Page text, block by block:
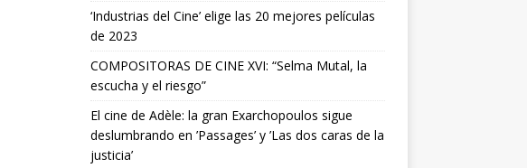
‘Industrias del Cine’ elige las 20 mejores películas
de 2023
COMPOSITORAS DE CINE XVI: “Selma Mutal, la
escucha y el riesgo”
El cine de Adèle: la gran Exarchopoulos sigue
deslumbrando en ’Passages’ y ’Las dos caras de la
justicia’